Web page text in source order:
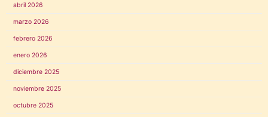
abril 2026
marzo 2026
febrero 2026
enero 2026
diciembre 2025
noviembre 2025
octubre 2025